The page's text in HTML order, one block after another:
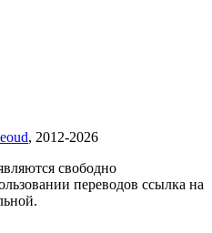
, 2012-2026
свободно
переводов ссылка на